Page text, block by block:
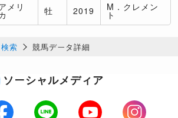
メリ 牡 2019 M．クレメン
ト
索 競馬データ詳細
ソーシャルメディア